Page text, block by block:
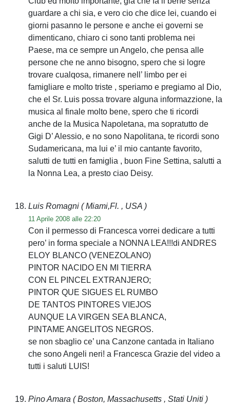
guardare a chi sia, e vero cio che dice lei, cuando ei
giorni pasanno le persone e anche ei governi se
dimenticano, chiaro ci sono tanti problema nei
Paese, ma ce sempre un Angelo, che pensa alle
persone che ne anno bisogno, spero che si logre
trovare cualqosa, rimanere nell’ limbo per ei
famigliare e molto triste , speriamo e pregiamo al Dio,
che el Sr. Luis possa trovare alguna informazzione, la
musica al finale molto bene, spero che ti ricordi
anche de la Musica Napoletana, ma sopratutto de
Gigi D’ Alessio, e no sono Napolitana, te ricordi sono
Sudamericana, ma lui e’ il mio cantante favorito,
salutti de tutti en famiglia , buon Fine Settina, salutti a
la Nonna Lea, a presto ciao Deisy.
Luis Romagni ( Miami,Fl. , USA )
11 Aprile 2008 alle 22:20
Con il permesso di Francesca vorrei dedicare a tutti
pero’ in forma speciale a NONNA LEA!!!di ANDRES
ELOY BLANCO (VENEZOLANO)
PINTOR NACIDO EN MI TIERRA
CON EL PINCEL EXTRANJERO;
PINTOR QUE SIGUES EL RUMBO
DE TANTOS PINTORES VIEJOS
AUNQUE LA VIRGEN SEA BLANCA,
PINTAME ANGELITOS NEGROS.
se non sbaglio ce’ una Canzone cantada in Italiano
che sono Angeli neri! a Francesca Grazie del video a
tutti i saluti LUIS!
Pino Amara ( Boston, Massachusetts , Stati Uniti )